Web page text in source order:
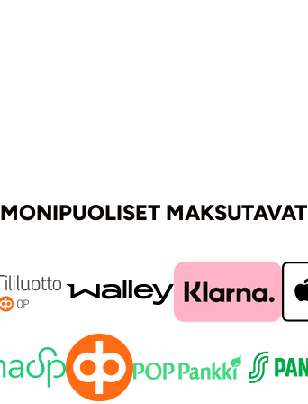
MONIPUOLISET MAKSUTAVAT